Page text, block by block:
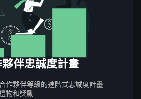
伴忠誠度計畫
作夥伴等級的進階式忠誠度計畫
物和獎勵